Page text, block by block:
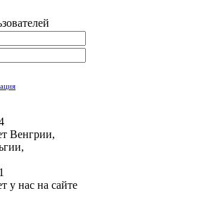
Венгрии,
у нас на сайте